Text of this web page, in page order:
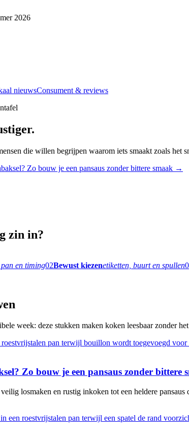
2026
nieuwsConsument & reviews
die willen begrijpen waarom iets smaakt zoals het
Zo bouw je een pansaus zonder bittere smaak →
zin in?
en timing02Bewust kiezenetiketten, buurt en spullen
week: deze stukken maken koken leesbaar zonder
Zo bouw je een pansaus zonder bittere
losmaken en rustig inkoken tot een heldere